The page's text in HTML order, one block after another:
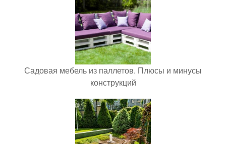
Садовая мебель из паллетов. Плюсы и минусы
конструкций